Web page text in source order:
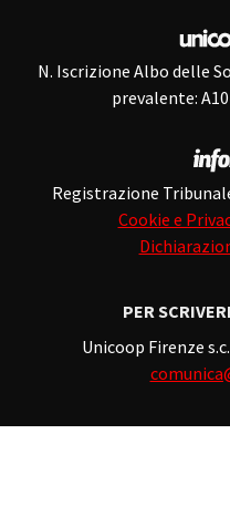
N. Iscrizione Albo delle
prevalente:
Registrazione
Cookie e
PER
Unicoop Firenze